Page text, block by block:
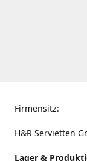
Firmensitz:
H&R Servietten
Lager &